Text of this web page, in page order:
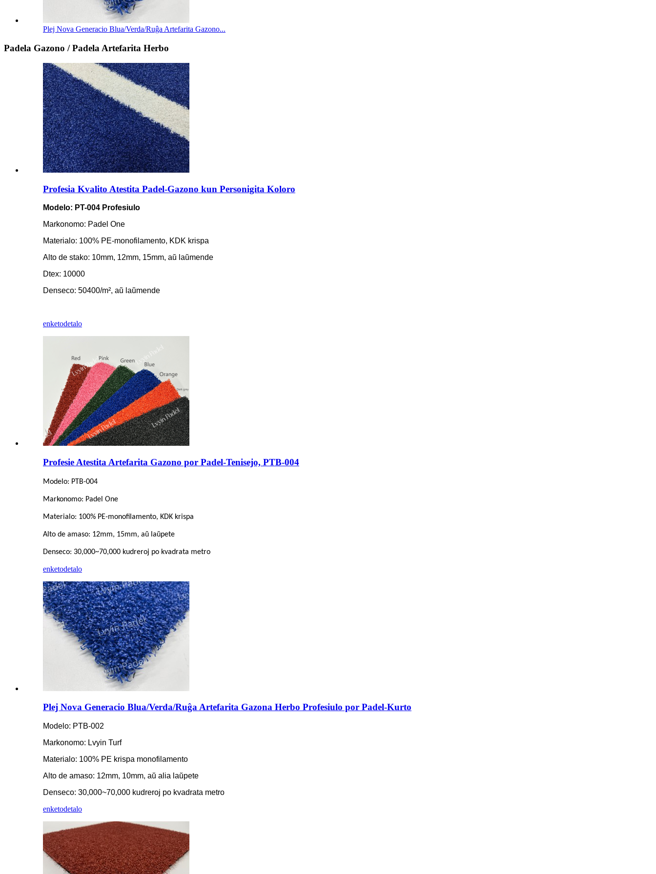
Plej Nova Generacio Blua/Verda/Ruĝa Artefarita Gazono...
Padela Gazono / Padela Artefarita Herbo
Profesia Kvalito Atestita Padel-Gazono kun Personigita Koloro
Modelo: PT-004 Profesiulo
Markonomo: Padel One
Materialo: 100% PE-monofilamento, KDK krispa
Alto de stako: 10mm, 12mm, 15mm, aŭ laŭmende
Dtex: 10000
Denseco: 50400/m², aŭ laŭmende
enketodetalo
Profesie Atestita Artefarita Gazono por Padel-Tenisejo, PTB-004
Modelo: PTB-004
Markonomo: Padel One
Materialo: 100% PE-monofilamento, KDK krispa
Alto de amaso: 12mm, 15mm, aŭ laŭpete
Denseco: 30,000~70,000 kudreroj po kvadrata metro
enketodetalo
Plej Nova Generacio Blua/Verda/Ruĝa Artefarita Gazona Herbo Profesiulo por Padel-Kurto
Modelo: PTB-002
Markonomo: Lvyin Turf
Materialo: 100% PE krispa monofilamento
Alto de amaso: 12mm, 10mm, aŭ alia laŭpete
Denseco: 30,000~70,000 kudreroj po kvadrata metro
enketodetalo